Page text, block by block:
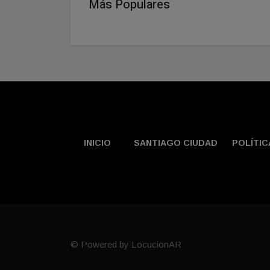
Más Populares
INICIO SANTIAGO CIUDAD
© Powered by LocucionAR